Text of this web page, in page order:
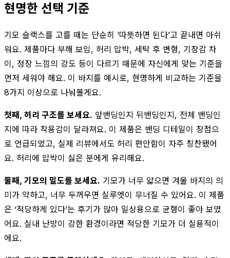
현명한 선택 기준
기모 슬랙스를 고를 때는 단순히 ‘따뜻하면 된다’고 끝내면 아쉬
워요. 제품마다 부해 보임, 허리 압박, 세탁 후 변형, 기장감 차
이, 정장 느낌의 강도 등이 다르기 때문에 자신에게 맞는 기준을
먼저 세워야 해요. 이 바지를 예시로, 현명하게 비교하는 기준을
8가지 이상으로 나눠볼게요.
첫째, 허리 구조를 보세요. 앞밴딩인지 뒤밴딩인지, 전체 밴딩인
지에 따라 착용감이 달라져요. 이 제품은 밴딩 디테일이 장점으
로 언급되었고, 실제 리뷰에서도 허리 편안함이 자주 칭찬됐어
요. 허리에 압박이 싫은 분에게 유리해요.
둘째, 기모의 밀도를 보세요. 기모가 너무 얇으면 겨울 바지의 의
미가 약하고, 너무 두꺼우면 실루엣이 무너질 수 있어요. 이 제품
은 ‘적당하게 있다’는 후기가 많아 일상용으로 균형이 좋아 보였
어요. 실내 난방이 강한 환경이라면 적당한 기모가 더 실용적이
에요.